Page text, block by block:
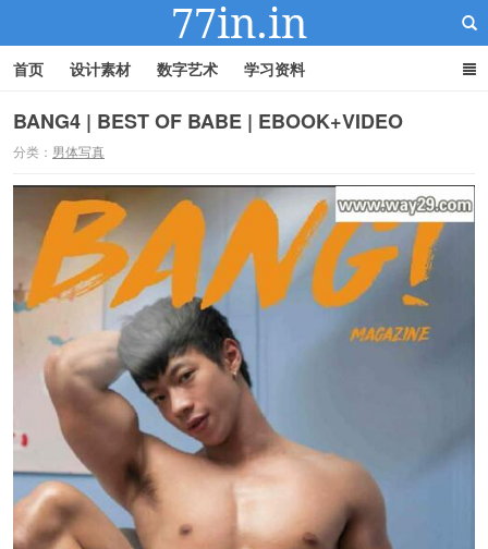
首页 设计素材 数字艺术 学习资料
BANG4 | BEST OF BABE | EBOOK+VIDEO
分类： 男体写真